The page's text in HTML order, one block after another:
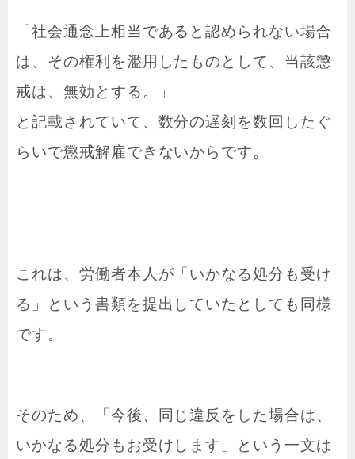
「社会通念上相当であると認められない場合
は、その権利を濫用したものとして、当該懲
戒は、無効とする。」
と記載されていて、数分の遅刻を数回したぐ
らいで懲戒解雇できないからです。
これは、労働者本人が「いかなる処分も受け
る」という書類を提出していたとしても同様
です。
そのため、「今後、同じ違反をした場合は、
いかなる処分もお受けします」という一文は